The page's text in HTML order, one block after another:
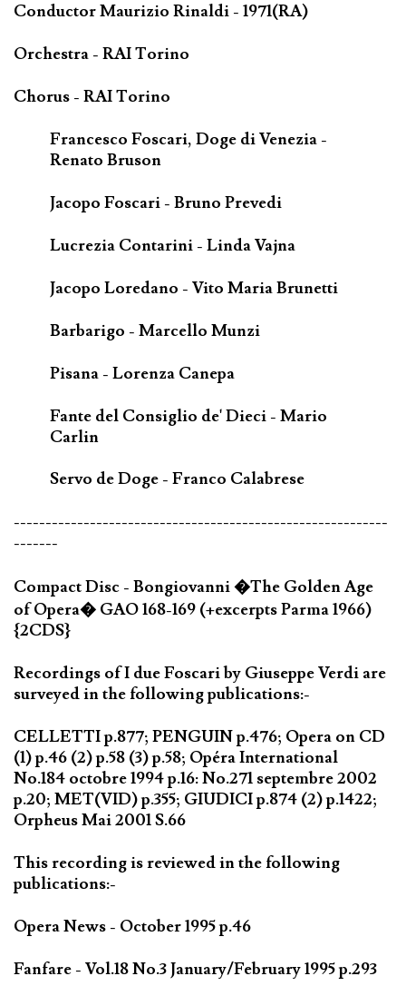
Conductor Maurizio Rinaldi - 1971(RA)
Orchestra - RAI Torino
Chorus - RAI Torino
Francesco Foscari, Doge di Venezia -
Renato Bruson
Jacopo Foscari - Bruno Prevedi
Lucrezia Contarini - Linda Vajna
Jacopo Loredano - Vito Maria Brunetti
Barbarigo - Marcello Munzi
Pisana - Lorenza Canepa
Fante del Consiglio de' Dieci - Mario
Carlin
Servo de Doge - Franco Calabrese
-----------------------------------------------------------
-------
Compact Disc - Bongiovanni �The Golden Age
of Opera� GAO 168-169 (+excerpts Parma 1966)
{2CDS}
Recordings of I due Foscari by Giuseppe Verdi are
surveyed in the following publications:-
CELLETTI p.877; PENGUIN p.476; Opera on CD
(1) p.46 (2) p.58 (3) p.58; Opéra International
No.184 octobre 1994 p.16: No.271 septembre 2002
p.20; MET(VID) p.355; GIUDICI p.874 (2) p.1422;
Orpheus Mai 2001 S.66
This recording is reviewed in the following
publications:-
Opera News - October 1995 p.46
Fanfare - Vol.18 No.3 January/February 1995 p.293